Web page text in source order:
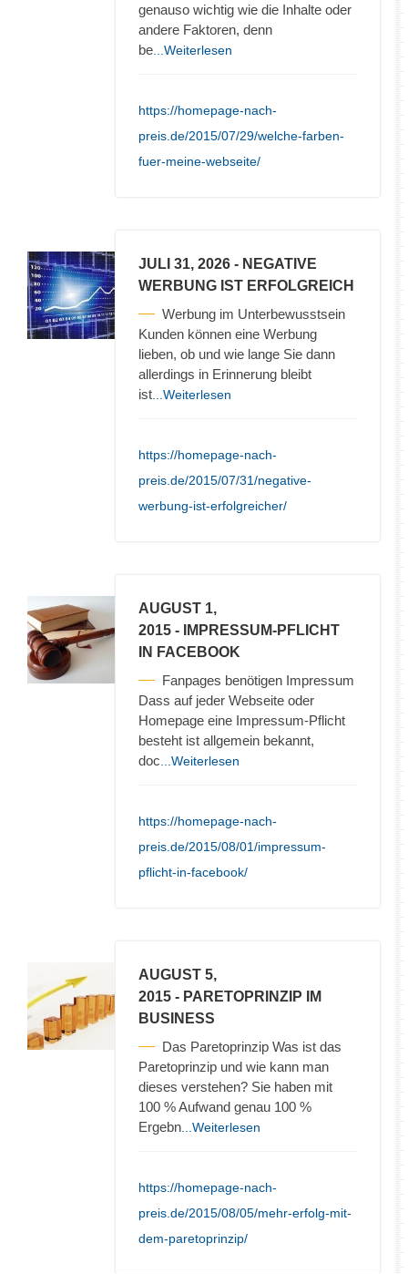
genauso wichtig wie die Inhalte oder
andere Faktoren, denn
be ...Weiterlesen
https://homepage-nach-
preis.de/2015/07/29/welche-farben-
fuer-meine-webseite/
JULI 31, 2026 - NEGATIVE
WERBUNG IST ERFOLGREICH
Werbung im Unterbewusstsein
Kunden können eine Werbung
lieben, ob und wie lange Sie dann
allerdings in Erinnerung bleibt
ist ...Weiterlesen
https://homepage-nach-
preis.de/2015/07/31/negative-
werbung-ist-erfolgreicher/
AUGUST 1,
2015 - IMPRESSUM-PFLICHT
IN FACEBOOK
Fanpages benötigen Impressum
Dass auf jeder Webseite oder
Homepage eine Impressum-Pflicht
besteht ist allgemein bekannt,
doc ...Weiterlesen
https://homepage-nach-
preis.de/2015/08/01/impressum-
pflicht-in-facebook/
AUGUST 5,
2015 - PARETOPRINZIP IM
BUSINESS
Das Paretoprinzip Was ist das
Paretoprinzip und wie kann man
dieses verstehen? Sie haben mit
100 % Aufwand genau 100 %
Ergebn ...Weiterlesen
https://homepage-nach-
preis.de/2015/08/05/mehr-erfolg-mit-
dem-paretoprinzip/